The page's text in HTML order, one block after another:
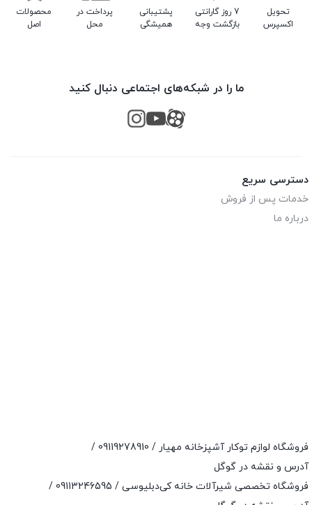
تحویل
اکسپرس
7 روز گارانتی
بازگشت وجه
پشتیبانی
همیشگی
پرداخت در
محل
محصولات
اصل
ما را در شبکه‌های اجتماعی دنبال کنید
دسترسی سریع
خدمات پس از فروش
درباره ما
فروشگاه لوازم توکار آشپزخانه مهیار / 09119278910
/
آدرس و نقشه در گوگل
فروشگاه تخصصی شیرآلات خانه کی‌دبلیوسی / 09113246595
/